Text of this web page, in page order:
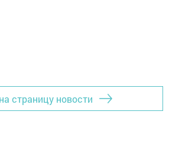
страницу новости